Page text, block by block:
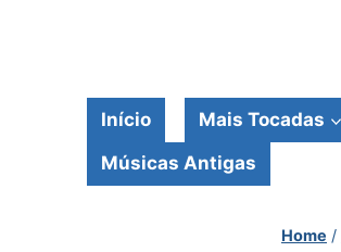
Conteúdo
Início Mais Tocadas
Músicas Antigas
Home /